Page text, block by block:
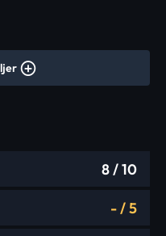
8/ 10
-/5